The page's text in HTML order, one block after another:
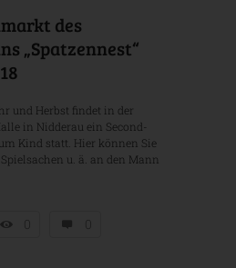
des
„Spatzennest“
und Herbst findet in der
in Nidderau ein Second-
Kind statt. Hier können Sie
u. ä. an den Mann